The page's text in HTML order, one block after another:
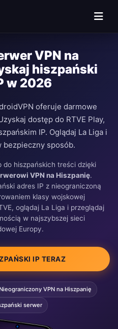
VPN na
hiszpański
w 2026
oferuje darmowe
dostęp do RTVE Play,
IP. Oglądaj La Liga i
bezpieczny sposób.
do hiszpańskich treści dzięki
VPN na Hiszpanię.
adres IP z nieograniczoną
klasy wojskowej
oglądaj La Liga i przeglądaj
w najszybszej sieci
Europy.
IP TERAZ
VPN na Hiszpanię
serwer